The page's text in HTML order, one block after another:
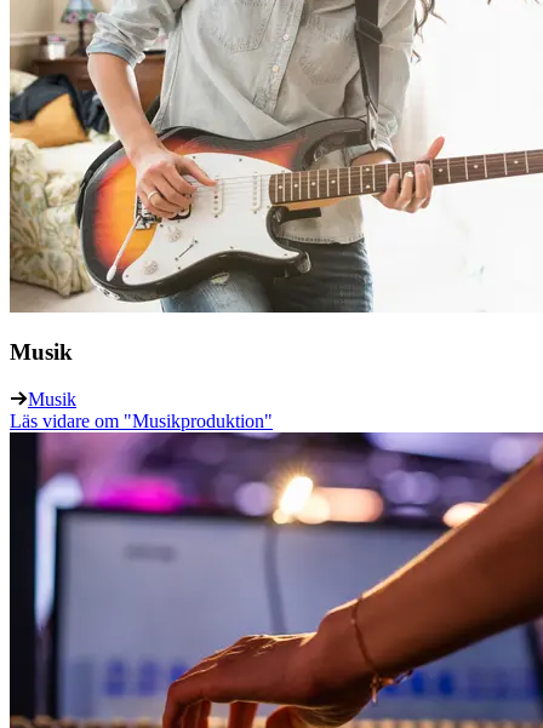
Musik
Musik
Läs vidare om "Musikproduktion"